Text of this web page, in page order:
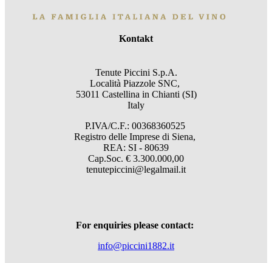
Kontakt
Tenute Piccini S.p.A.
Località Piazzole SNC,
53011 Castellina in Chianti (SI)
Italy
P.IVA/C.F.: 00368360525
Registro delle Imprese di Siena,
REA: SI - 80639
Cap.Soc. € 3.300.000,00
tenutepiccini@legalmail.it
For enquiries please contact:
info@piccini1882.it